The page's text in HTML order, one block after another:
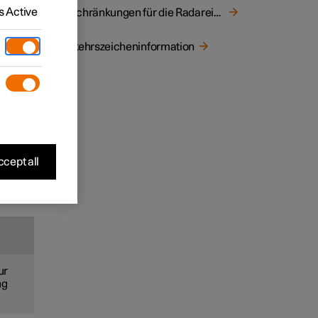
Beschränkungen für die Radareinheit
Verkehrszeicheninformation
Active
all